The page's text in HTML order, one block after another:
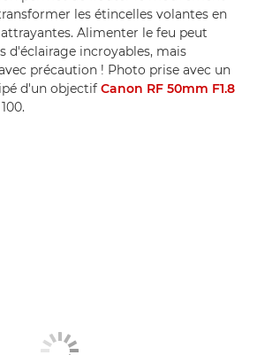
les étincelles volantes en
Alimenter le feu peut
d'éclairage incroyables, mais
précaution ! Photo prise avec un
d'un objectif Canon RF 50mm F1.8